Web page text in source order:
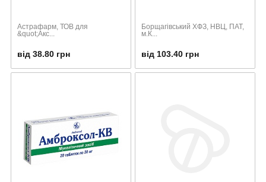
Астрафарм, ТОВ для
&quot;Акс...
від 38.80 грн
Борщагівський ХФЗ, НВЦ, ПАТ,
м.К...
від 103.40 грн